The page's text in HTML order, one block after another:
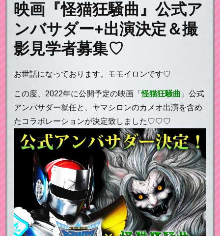
映画『怪猫狂騒曲』公式ア
ンバサダー+出演決定＆撮
影見学者募集♡
お世話になっております。モモイロンです♡
この度、2022年に公開予定の映画「怪猫狂騒曲 」公式
アンバサダー就任と、ヤマシロンのカメオ出演を含め
たコラボレーションが決定致しました♡♡♡